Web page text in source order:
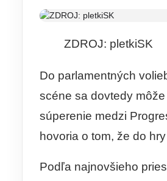
ZDROJ: pletkiSK
Do parlamentných
scéne sa dovtedy
súperenie medzi
hovoria o tom, že do
Podľa najnovšieho